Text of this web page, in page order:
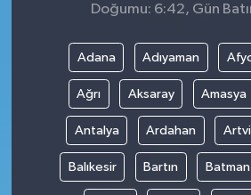
Doğumu: 6:42, Gün
Adana Adıyaman
Ağrı Aksaray Amasya
Antalya Ardahan
Balıkesir Bartın Batman